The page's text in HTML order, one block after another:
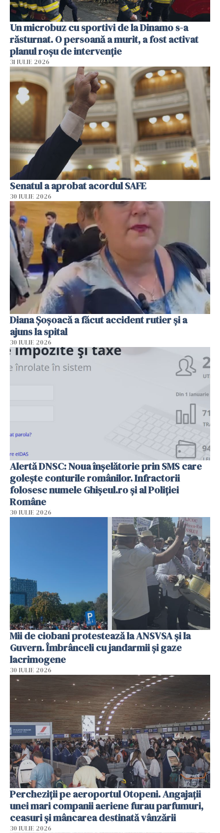
Un microbuz cu sportivi de la Dinamo s-a
răsturnat. O persoană a murit, a fost activat
planul roșu de intervenție
31 IULIE 2026
Senatul a aprobat acordul SAFE
30 IULIE 2026
Diana Șoșoacă a făcut accident rutier și a
ajuns la spital
30 IULIE 2026
Alertă DNSC: Noua înșelătorie prin SMS care
golește conturile românilor. Infractorii
folosesc numele Ghișeul.ro și al Poliției
Române
30 IULIE 2026
Mii de ciobani protestează la ANSVSA și la
Guvern. Îmbrânceli cu jandarmii și gaze
lacrimogene
30 IULIE 2026
Percheziții pe aeroportul Otopeni. Angajații
unei mari companii aeriene furau parfumuri,
ceasuri și mâncarea destinată vânzării
30 IULIE 2026